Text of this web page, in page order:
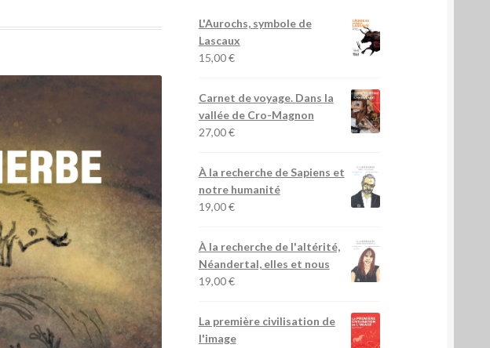
L'Aurochs, symbole de
Lascaux
15,00€
Carnet de voyage. Dans la
vallée de Cro-Magnon
27,00€
À la recherche de Sapiens et
notre humanité
19,00€
À la recherche de l'altérité,
Néandertal, elles et nous
19,00€
La première civilisation de
l'image